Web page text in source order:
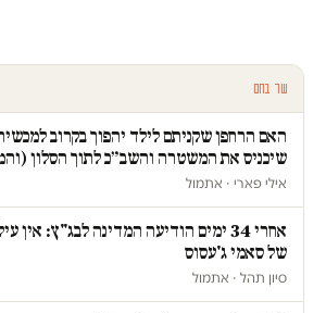
עוד בחם
האם הרחפן שקניתם לילד יהפוך בקרוב
שיכניס את המשטרה והשב״כ לתוך הסלון
אילי פארי · אתמול
אחרי 34 ימים הודיעה המדינה לבג"ץ: אין
של סאמי ג'עסוס
סיון תהל · אתמול